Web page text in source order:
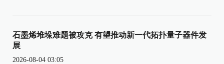
石墨烯堆垛难题被攻克 有望推动新一代拓扑量子器件发
展
2026-08-04 03:05